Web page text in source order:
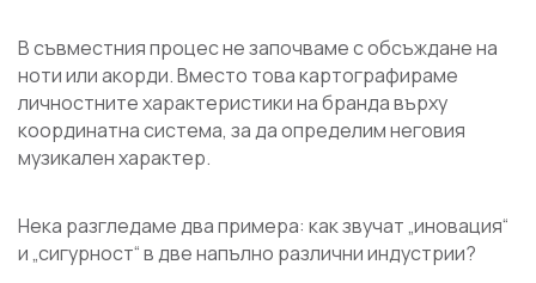
В съвместния процес не започваме с обсъждане на
ноти или акорди. Вместо това картографираме
личностните характеристики на бранда върху
координатна система, за да определим неговия
музикален характер.
Нека разгледаме два примера: как звучат „иновация“
и „сигурност“ в две напълно различни индустрии?